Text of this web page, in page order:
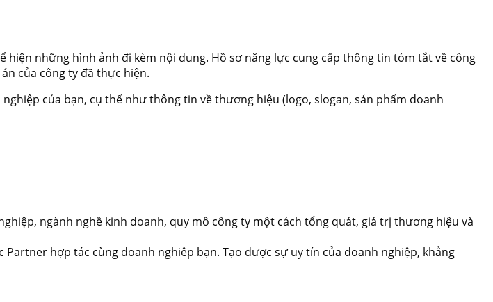
hiện những hình ảnh đi kèm nội dung. Hồ sơ năng lực cung cấp thông tin tóm tắt về công
của công ty đã thực hiện.
của bạn, cụ thể như thông tin về thương hiệu (logo, slogan, sản phẩm doanh
ngành nghề kinh doanh, quy mô công ty một cách tổng quát, giá trị thương hiệu và
hợp tác cùng doanh nghiêp bạn. Tạo được sự uy tín của doanh nghiệp, khẳng